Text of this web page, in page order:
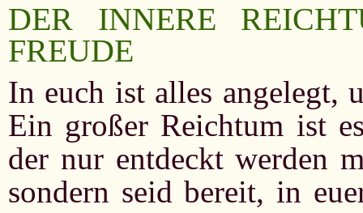
DER INNERE
FREUDE
In euch ist alles angelegt,
Ein großer Reichtum ist
der nur entdeckt werden
sondern seid bereit, in